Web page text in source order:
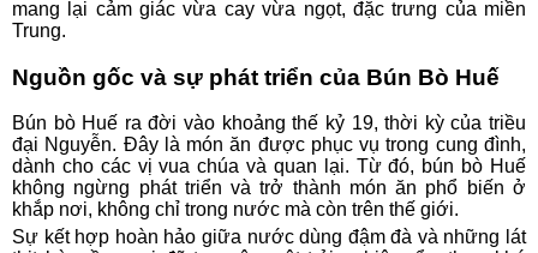
mang lại cảm giác vừa cay vừa ngọt, đặc trưng của miền
Trung.
Nguồn gốc và sự phát triển của Bún Bò Huế
Bún bò Huế ra đời vào khoảng thế kỷ 19, thời kỳ của triều
đại Nguyễn. Đây là món ăn được phục vụ trong cung đình,
dành cho các vị vua chúa và quan lại. Từ đó, bún bò Huế
không ngừng phát triển và trở thành món ăn phổ biến ở
khắp nơi, không chỉ trong nước mà còn trên thế giới.
Sự kết hợp hoàn hảo giữa nước dùng đậm đà và những lát